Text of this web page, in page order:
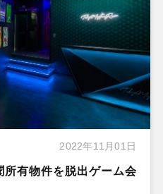
2022年11月01日
所有物件を脱出ゲーム会